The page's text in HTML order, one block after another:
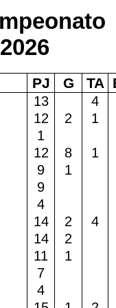
PJ G TA
13
4
12 2
1
1
12 8
1
9
1
9
4
14 2
4
14
2
11
1
7
4